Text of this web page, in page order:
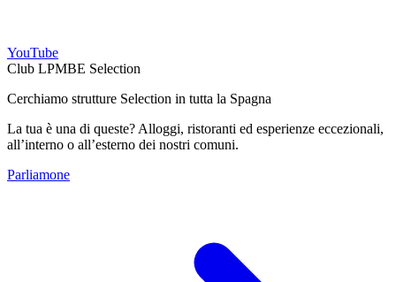
YouTube
Club LPMBE Selection
Cerchiamo strutture Selection in tutta la Spagna
La tua è una di queste? Alloggi, ristoranti ed esperienze eccezionali,
all’interno o all’esterno dei nostri comuni.
Parliamone